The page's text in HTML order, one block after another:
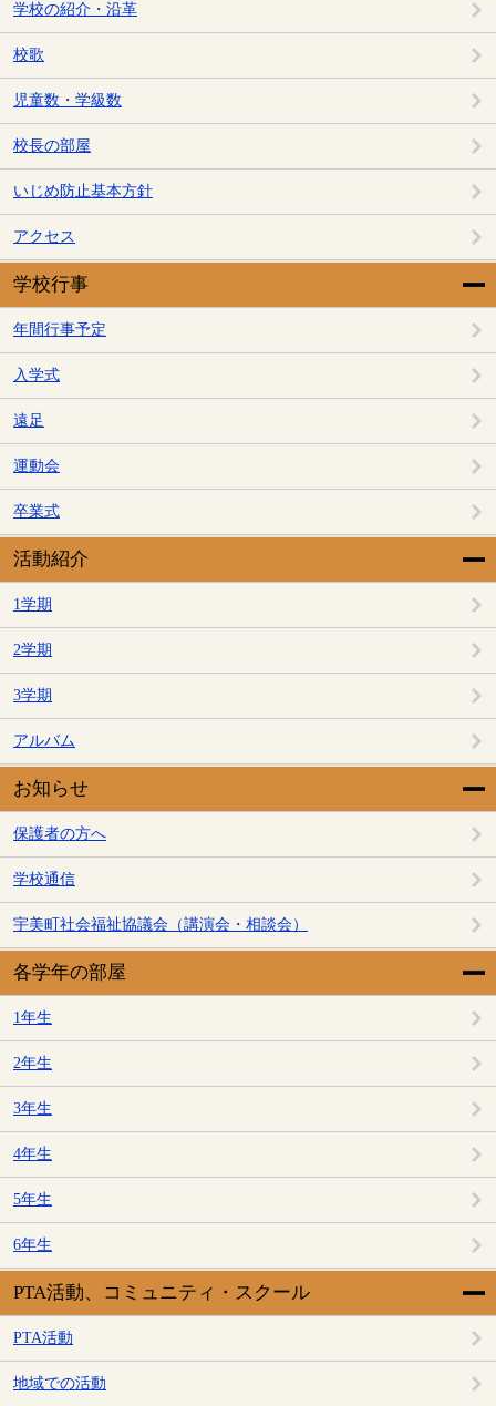
学校の紹介・沿革
校歌
児童数・学級数
校長の部屋
いじめ防止基本方針
アクセス
学校行事
年間行事予定
入学式
遠足
運動会
卒業式
活動紹介
1学期
2学期
3学期
アルバム
お知らせ
保護者の方へ
学校通信
宇美町社会福祉協議会（講演会・相談会）
各学年の部屋
1年生
2年生
3年生
4年生
5年生
6年生
PTA活動、コミュニティ・スクール
PTA活動
地域での活動